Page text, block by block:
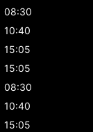
08:30
10:40
15:05
15:05
08:30
10:40
15:05